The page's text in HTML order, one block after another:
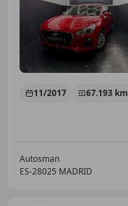
11/2017 67.193 km
Autosman
ES-28025 MADRID